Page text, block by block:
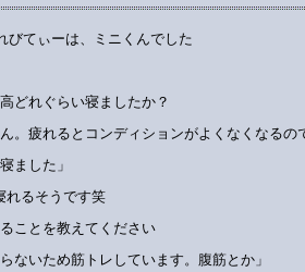
びてぃーは、ミニくんでした
どれぐらい寝ましたか？
。疲れるとコンディションがよくなくなるの
ました」
れるそうです笑
ことを教えてください
ないため筋トレしています。腹筋とか」